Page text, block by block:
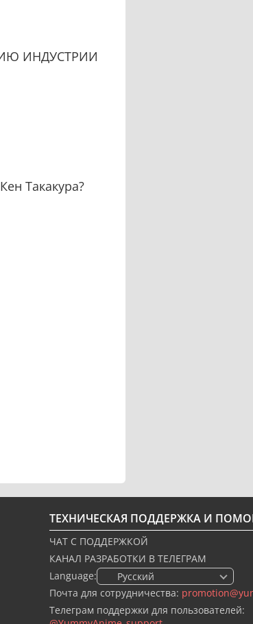
ИНДУСТРИИ
Такакура?
ТЕХНИЧЕСКАЯ ПОДДЕРЖКА И
ЧАТ С ПОДДЕРЖКОЙ
КАНАЛ РАЗРАБОТКИ В ТЕЛЕГРАМ
Language:
🇷🇺 Русский
Почта для сотрудничества:
Телеграм поддержки для пользователей: